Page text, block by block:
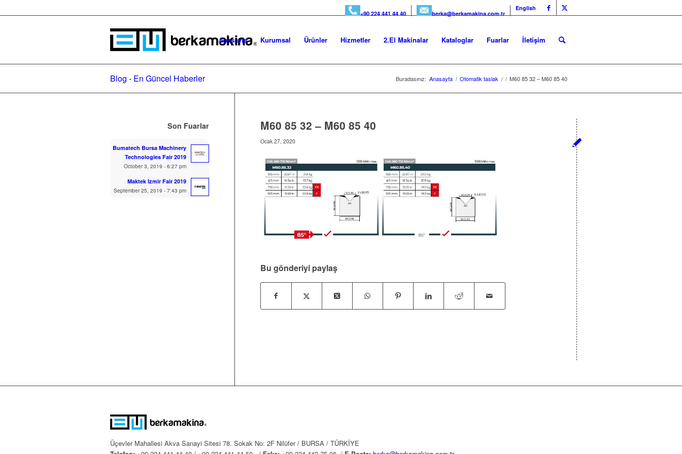
+90 224 441 44 40 berka@berkamakina.com.tr
English
Anasayfa Kurumsal Ürünler Hizmetler 2.El Makinalar Kataloglar Fuarlar İletişim
Blog - En Güncel Haberler Buradasınız: Anasayfa / Otomatik taslak / / M60 85 32 – M60 85 40
M60 85 32 – M60 85 40
Ocak 27, 2020
Bu gönderiyi paylaş
Son Fuarlar
Bumatech Bursa Machinery
Technologies Fair 2019
October 3, 2019 - 6:27 pm
Maktek Izmir Fair 2019
September 25, 2019 - 7:43 pm
Üçevler Mahallesi Akva Sanayi Sitesi 78. Sokak No: 2F Nilüfer / BURSA / TÜRKİYE